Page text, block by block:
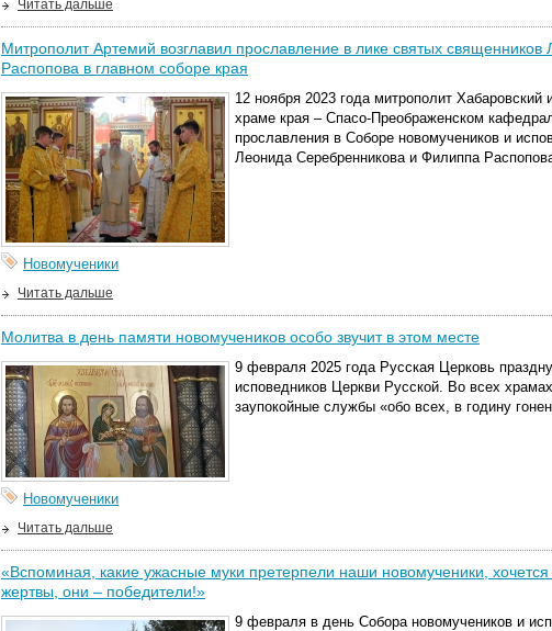
Читать дальше
Митрополит Артемий возглавил прославление в лике святых
Распопова в главном соборе края
12 ноября 2023 года митрополит
храме края – Спасо-Преображенском
прославления в Соборе новомучеников и
Леонида Серебренникова и Филиппа
Новомученики
Читать дальше
Молитва в день памяти новомучеников особо звучит в этом месте
9 февраля 2025 года Русская Церковь
исповедников Церкви Русской. Во всех
заупокойные службы «обо всех, в годину
Новомученики
Читать дальше
«Вспоминая, какие ужасные муки претерпели наши новомученики,
жертвы, они – победители!»
9 февраля в день Собора новомучеников и